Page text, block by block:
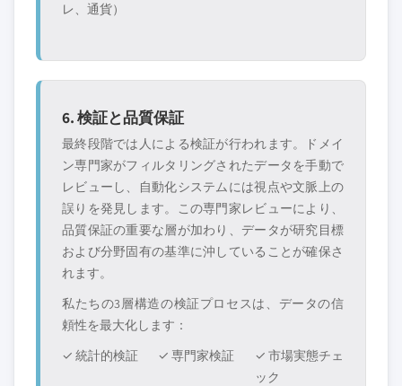
レ、通貨）
6. 検証と品質保証
最終段階では人による検証が行われます。ドメイ
ン専門家がフィルタリングされたデータを手動で
レビューし、自動化システムには視点や文脈上の
誤りを発見します。この専門家レビューにより、
品質保証の重要な層が加わり、データが研究目標
および分野固有の基準に沖していることが確保さ
れます。
私たちの3層構造の検証プロセスは、データの信
頼性を最大化します：
✓ 統計的検証
✓ 専門家検証
✓ 市場実態チェ
ック